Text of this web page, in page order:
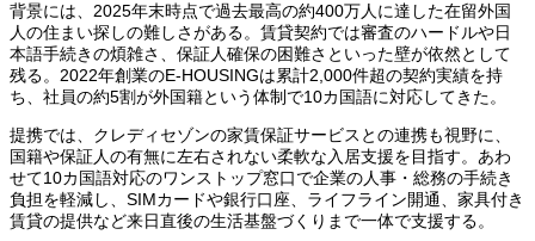
背景には、2025年末時点で過去最高の約400万人に達した在留外国
人の住まい探しの難しさがある。賃貸契約では審査のハードルや日
本語手続きの煩雑さ、保証人確保の困難さといった壁が依然として
残る。2022年創業のE-HOUSINGは累計2,000件超の契約実績を持
ち、社員の約5割が外国籍という体制で10カ国語に対応してきた。
提携では、クレディセゾンの家賃保証サービスとの連携も視野に、
国籍や保証人の有無に左右されない柔軟な入居支援を目指す。あわ
せて10カ国語対応のワンストップ窓口で企業の人事・総務の手続き
負担を軽減し、SIMカードや銀行口座、ライフライン開通、家具付き
賃貸の提供など来日直後の生活基盤づくりまで一体で支援する。